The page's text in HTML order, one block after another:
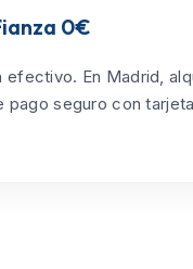
0€
En Madrid,
pago seguro con